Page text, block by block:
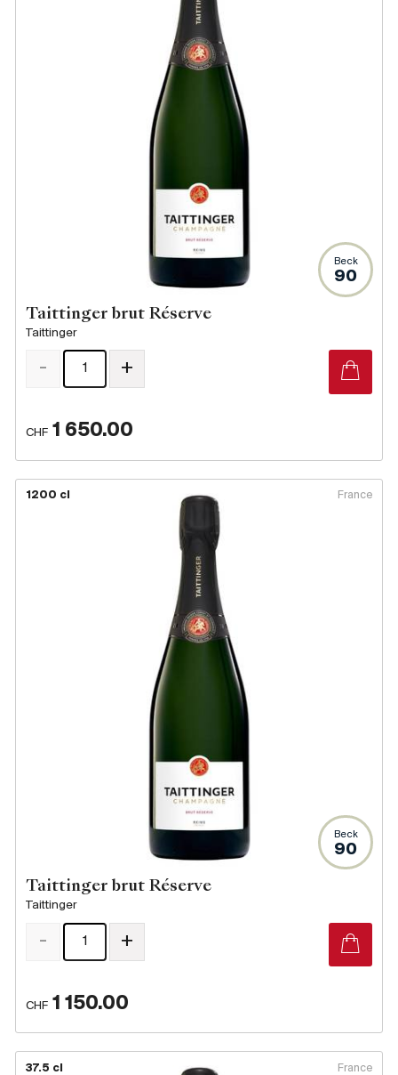
Beck
90
Taittinger brut Réserve
Taittinger
CHF 1 650.00
- +
1200 cl France
Beck
90
Taittinger brut Réserve
Taittinger
CHF 1 150.00
- +
37.5 cl France